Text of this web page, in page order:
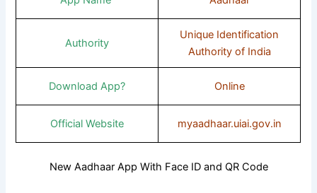
Authority
Unique Identification
Authority of India
Download App? Online
Official Website myaadhaar.uiai.gov.in
New Aadhaar App With Face ID and QR Code